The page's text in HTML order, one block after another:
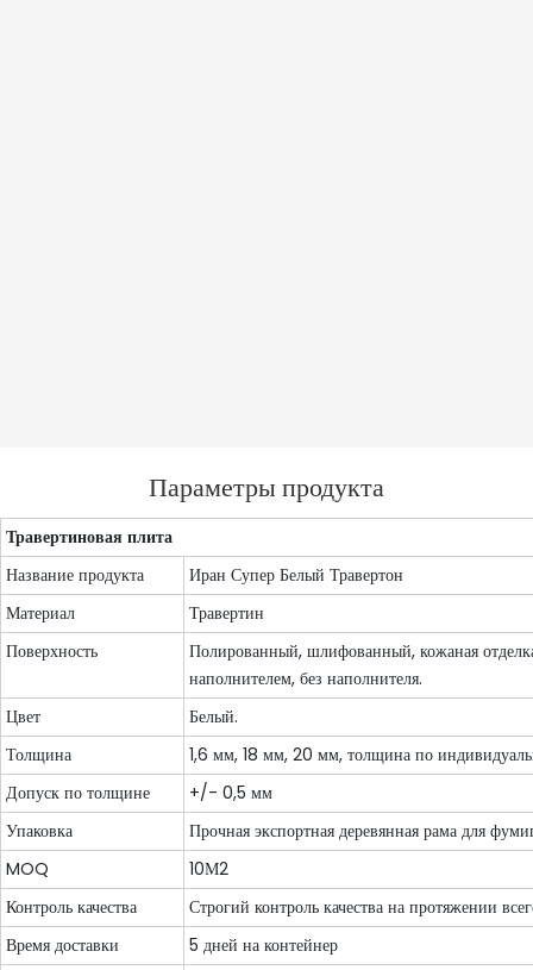
Параметры продукта
Травертиновая плита
Название продукта
Иран Супер Белый Травертон
Материал
Травертин
Поверхность
Полированный, шлифованный, кожаная
наполнителем, без наполнителя.
Цвет
Белый.
Толщина
1,6 мм, 18 мм, 20 мм, толщина по
Допуск по толщине
+/- 0,5 мм
Упаковка
Прочная экспортная деревянная рама для
MOQ
10М2
Контроль качества
Строгий контроль качества на протяжении
Время доставки
5 дней на контейнер